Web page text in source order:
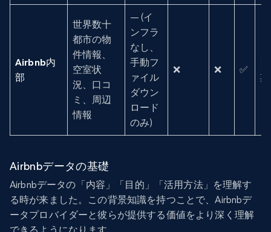
Airbnb内
部
世界数十
都市の物
件情報、
空室状
況、口コ
ミ、周辺
情報
— (イ
ンフラ
なし、
手動フ
ァイル
ダウン
ロード
のみ)
❌ ❌ ✅
期
Airbnbデータの基礎
Airbnbデータの「内容」「目的」「活用方法」を理解す
る時が来ました。この背景知識を持つことで、Airbnbデ
ータプロバイダーと彼らが提供する価値をより深く理解